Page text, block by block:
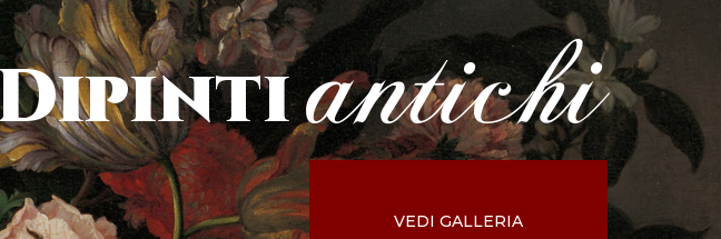
antichi
VEDI GALLERIA